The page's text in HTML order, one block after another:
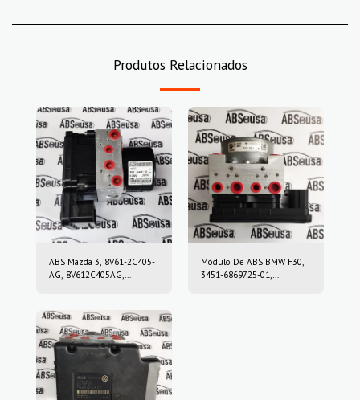
Produtos Relacionados
ABS Mazda 3, 8V61-2C405-
AG, 8V612C405AG,
10096101153
Módulo De ABS BMW F30,
3451-6869725-01,